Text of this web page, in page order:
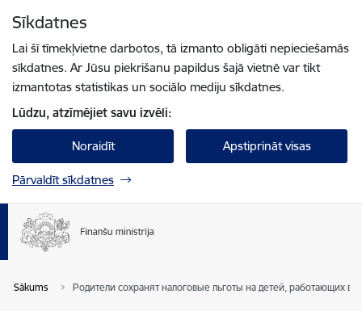
Sīkdatnes
Lai šī tīmekļvietne darbotos, tā izmanto obligāti nepieciešamās
sīkdatnes. Ar Jūsu piekrišanu papildus šajā vietnē var tikt
izmantotas statistikas un sociālo mediju sīkdatnes.
Lūdzu, atzīmējiet savu izvēli:
Noraidīt Apstiprināt visas
Pārvaldīt sīkdatnes
Sākums Родители сохранят налоговые льготы на детей, работающих во